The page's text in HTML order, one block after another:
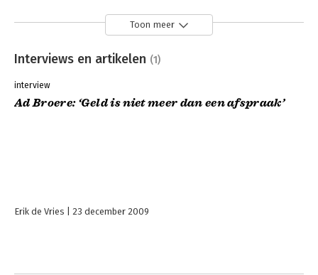
Toon meer
Interviews en artikelen (1)
interview
Ad Broere: ‘Geld is niet meer dan een afspraak’
Erik de Vries 23 december 2009